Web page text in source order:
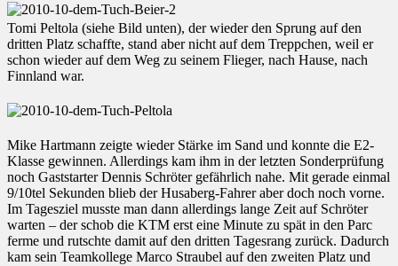
Tomi Peltola (siehe Bild unten), der wieder den Sprung auf den
dritten Platz schaffte, stand aber nicht auf dem Treppchen, weil er
schon wieder auf dem Weg zu seinem Flieger, nach Hause, nach
Finnland war.
Mike Hartmann zeigte wieder Stärke im Sand und konnte die E2-
Klasse gewinnen. Allerdings kam ihm in der letzten Sonderprüfung
noch Gaststarter Dennis Schröter gefährlich nahe. Mit gerade einmal
9/10tel Sekunden blieb der Husaberg-Fahrer aber doch noch vorne.
Im Tagesziel musste man dann allerdings lange Zeit auf Schröter
warten – der schob die KTM erst eine Minute zu spät in den Parc
ferme und rutschte damit auf den dritten Tagesrang zurück. Dadurch
kam sein Teamkollege Marco Straubel auf den zweiten Platz und